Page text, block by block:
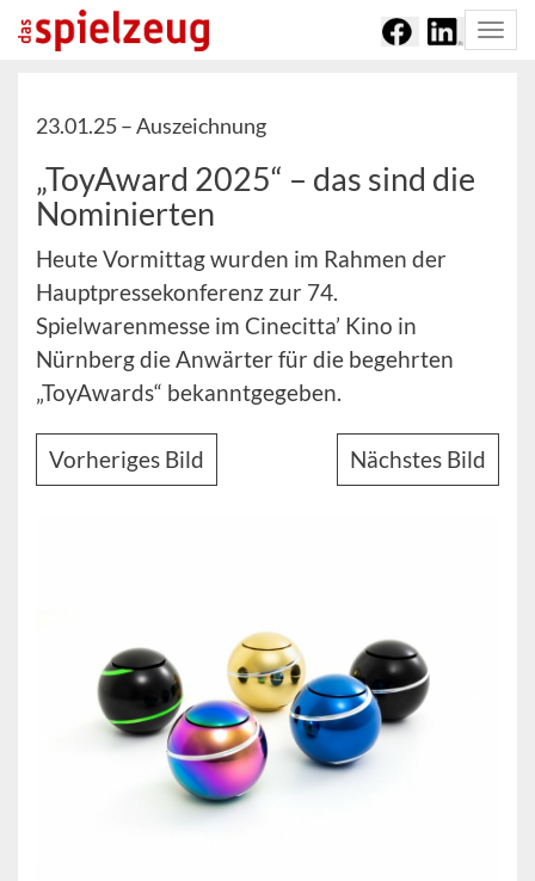
23.01.25 –Auszeichnung
„ToyAward 2025“ – das sind die
Nominierten
Heute Vormittag wurden im Rahmen der
Hauptpressekonferenz zur 74.
Spielwarenmesse im Cinecitta’ Kino in
Nürnberg die Anwärter für die begehrten
„ToyAwards“ bekanntgegeben.
Vorheriges Bild Nächstes Bild